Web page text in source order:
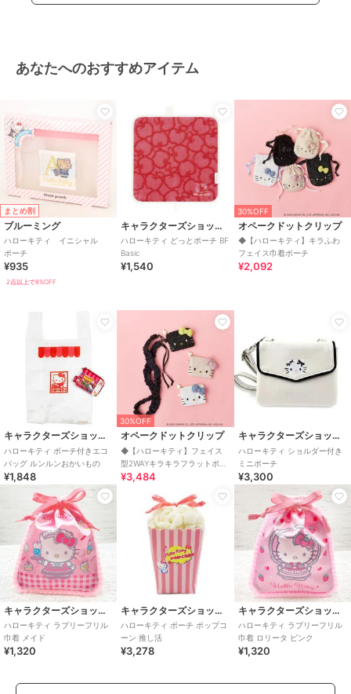
あなたへのおすすめアイテム
まとめ割
ブルーミング
ハローキティ イニシャル
ポーチ
¥935
2点以上で8%OFF
キャラクターズショップ ラフラフ
ハローキティ どっとポーチ BF
Basic
¥1,540
30%OFF
オペークドットクリップ
◆【ハローキティ】キラふわ
フェイス巾着ポーチ
¥2,092
キャラクターズショップ ラフラフ
ハローキティ ポーチ付きエコ
バッグ ルンルンおかいもの
¥1,848
30%OFF
オペークドットクリップ
◆【ハローキティ】フェイス
型2WAYキラキラフラットポー
チ
¥3,484
キャラクターズショップ ラフラフ
ハローキティ ショルダー付き
ミニポーチ
¥3,300
キャラクターズショップ ラフラフ
ハローキティ ラブリーフリル
巾着 メイド
¥1,320
キャラクターズショップ ラフラフ
ハローキティ ポーチ ポップコ
ーン 推し活
¥3,278
キャラクターズショップ ラフラフ
ハローキティ ラブリーフリル
巾着 ロリータ ピンク
¥1,320